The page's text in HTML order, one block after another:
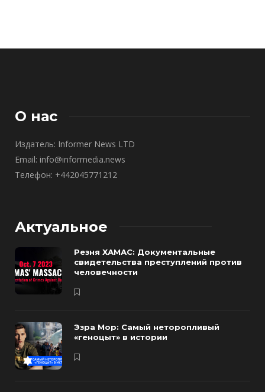
О нас
Издатель: Informer News LTD
Email: info@informedia.news
Телефон: +442045771212
Актуальное
Резня ХАМАС: Документальные
свидетельства преступлений против
человечности
Эзра Мор: Самый неторопливый
«геноцыт» в истории